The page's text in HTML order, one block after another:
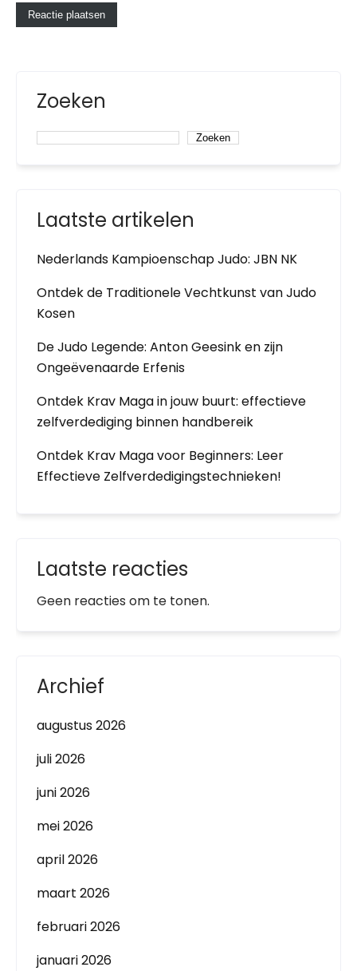
Zoeken
Zoeken
Laatste artikelen
Nederlands Kampioenschap Judo: JBN NK
Ontdek de Traditionele Vechtkunst van Judo
Kosen
De Judo Legende: Anton Geesink en zijn
Ongeëvenaarde Erfenis
Ontdek Krav Maga in jouw buurt: effectieve
zelfverdediging binnen handbereik
Ontdek Krav Maga voor Beginners: Leer
Effectieve Zelfverdedigingstechnieken!
Laatste reacties
Geen reacties om te tonen.
Archief
augustus 2026
juli 2026
juni 2026
mei 2026
april 2026
maart 2026
februari 2026
januari 2026